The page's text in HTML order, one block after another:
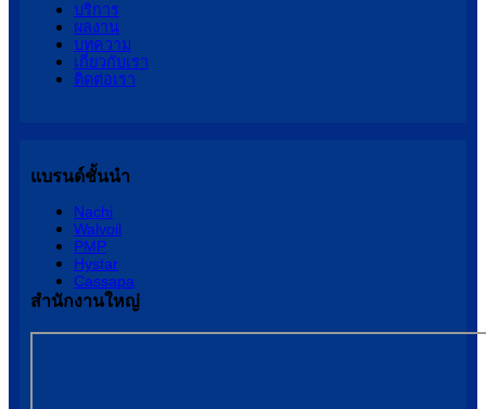
บริการ
ผลงาน
บทความ
เกี่ยวกับเรา
ติดต่อเรา
แบรนด์ชั้นนำ
Nachi
Walvoil
PMP
Hystar
Cassapa
สำนักงานใหญ่